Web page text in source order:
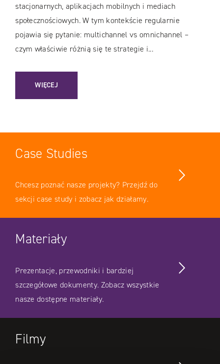
stacjonarnych, aplikacjach mobilnych i mediach
społecznościowych. W tym kontekście regularnie
pojawia się pytanie: multichannel vs omnichannel –
czym właściwie różnią się te strategie i...
WIĘCEJ
: MULTICHANNEL VS OMNICHANNEL. NAJWAŻNIEJSZE
Case Studies
Chcesz poznać nasze projekty? Przejdź do
sekcji case study i zobacz jak działamy.
Materiały
Prezentacje, przewodniki i bardziej
szczegółowe dokumenty. Zobacz wszystkie
nasze dostępne materiały.
Filmy